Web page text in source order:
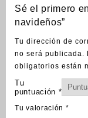
Sé el primero
navideños”
Tu dirección de
no será publicada.
obligatorios están
Tu
puntuación *
Tu valoración *